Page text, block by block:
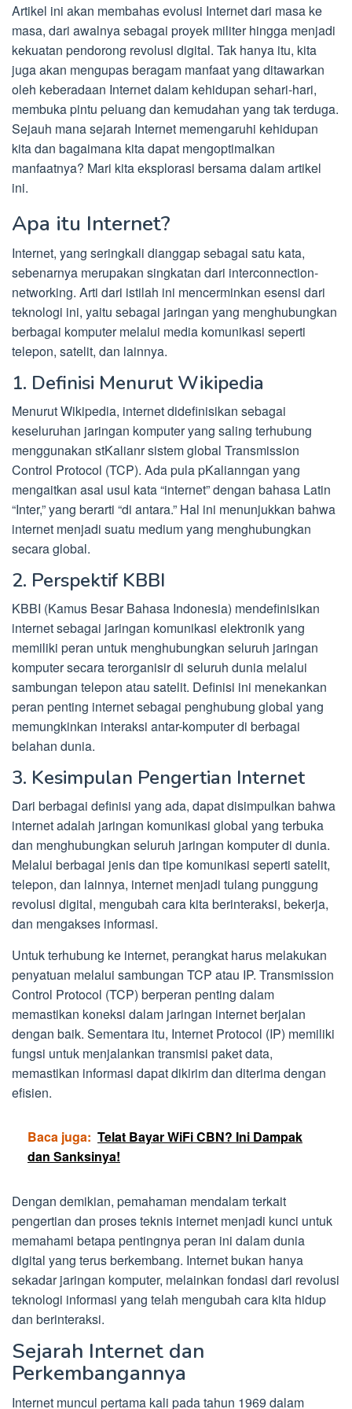
Artikel ini akan membahas evolusi Internet dari masa ke
masa, dari awalnya sebagai proyek militer hingga menjadi
kekuatan pendorong revolusi digital. Tak hanya itu, kita
juga akan mengupas beragam manfaat yang ditawarkan
oleh keberadaan Internet dalam kehidupan sehari-hari,
membuka pintu peluang dan kemudahan yang tak terduga.
Sejauh mana sejarah Internet memengaruhi kehidupan
kita dan bagaimana kita dapat mengoptimalkan
manfaatnya? Mari kita eksplorasi bersama dalam artikel
ini.
Apa itu Internet?
Internet, yang seringkali dianggap sebagai satu kata,
sebenarnya merupakan singkatan dari interconnection-
networking. Arti dari istilah ini mencerminkan esensi dari
teknologi ini, yaitu sebagai jaringan yang menghubungkan
berbagai komputer melalui media komunikasi seperti
telepon, satelit, dan lainnya.
1. Definisi Menurut Wikipedia
Menurut Wikipedia, internet didefinisikan sebagai
keseluruhan jaringan komputer yang saling terhubung
menggunakan stKalianr sistem global Transmission
Control Protocol (TCP). Ada pula pKalianngan yang
mengaitkan asal usul kata “internet” dengan bahasa Latin
“Inter,” yang berarti “di antara.” Hal ini menunjukkan bahwa
internet menjadi suatu medium yang menghubungkan
secara global.
2. Perspektif KBBI
KBBI (Kamus Besar Bahasa Indonesia) mendefinisikan
internet sebagai jaringan komunikasi elektronik yang
memiliki peran untuk menghubungkan seluruh jaringan
komputer secara terorganisir di seluruh dunia melalui
sambungan telepon atau satelit. Definisi ini menekankan
peran penting internet sebagai penghubung global yang
memungkinkan interaksi antar-komputer di berbagai
belahan dunia.
3. Kesimpulan Pengertian Internet
Dari berbagai definisi yang ada, dapat disimpulkan bahwa
internet adalah jaringan komunikasi global yang terbuka
dan menghubungkan seluruh jaringan komputer di dunia.
Melalui berbagai jenis dan tipe komunikasi seperti satelit,
telepon, dan lainnya, internet menjadi tulang punggung
revolusi digital, mengubah cara kita berinteraksi, bekerja,
dan mengakses informasi.
Untuk terhubung ke internet, perangkat harus melakukan
penyatuan melalui sambungan TCP atau IP. Transmission
Control Protocol (TCP) berperan penting dalam
memastikan koneksi dalam jaringan internet berjalan
dengan baik. Sementara itu, Internet Protocol (IP) memiliki
fungsi untuk menjalankan transmisi paket data,
memastikan informasi dapat dikirim dan diterima dengan
efisien.
Baca juga: Telat Bayar WiFi CBN? Ini Dampak
dan Sanksinya!
Dengan demikian, pemahaman mendalam terkait
pengertian dan proses teknis internet menjadi kunci untuk
memahami betapa pentingnya peran ini dalam dunia
digital yang terus berkembang. Internet bukan hanya
sekadar jaringan komputer, melainkan fondasi dari revolusi
teknologi informasi yang telah mengubah cara kita hidup
dan berinteraksi.
Sejarah Internet dan
Perkembangannya
Internet muncul pertama kali pada tahun 1969 dalam